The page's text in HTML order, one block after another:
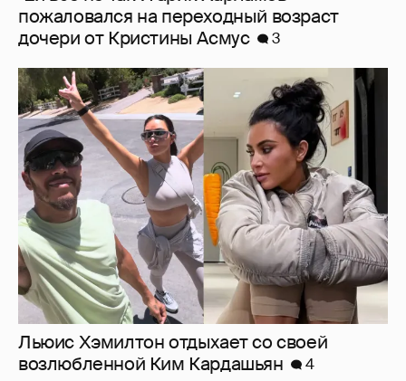
Льюис Хэмилтон отдыхает со своей
возлюбленной Ким Кардашьян
4